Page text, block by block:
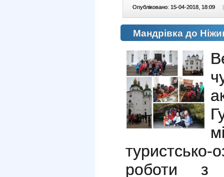
Опубліковано: 15-04-2018, 18:09 |
Мандрівка до
туристсько-
роботи з